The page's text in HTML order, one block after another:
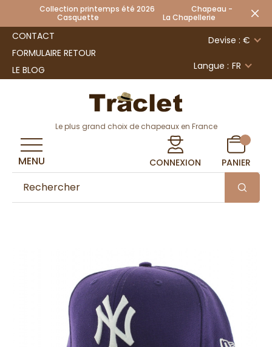
Collection printemps été 2026 Chapeau -
Casquette La Chapellerie
CONTACT
FORMULAIRE RETOUR
LE BLOG
Devise : €
Langue : FR
Le plus grand choix de chapeaux en France
CONNEXION PANIER
MENU